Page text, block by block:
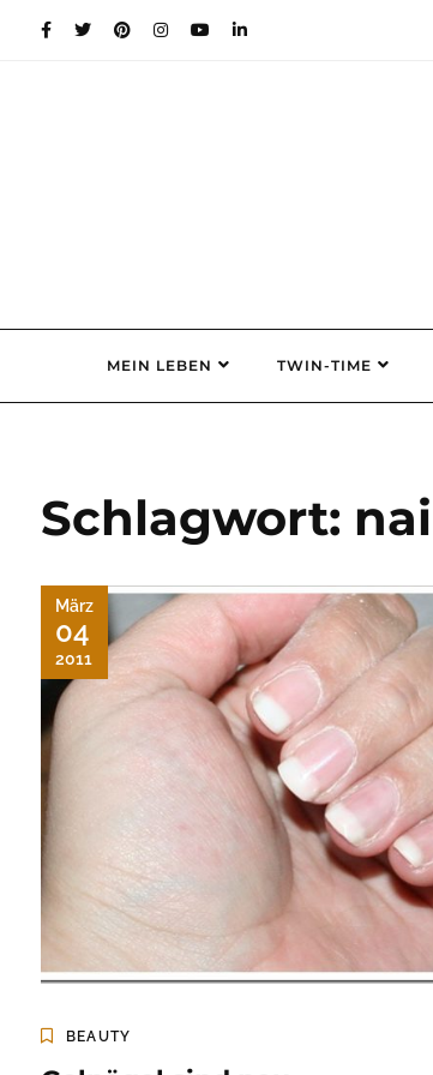
MEIN LEBEN TWIN-TIME
Schlagwort:
März
04
2011
BEAUTY